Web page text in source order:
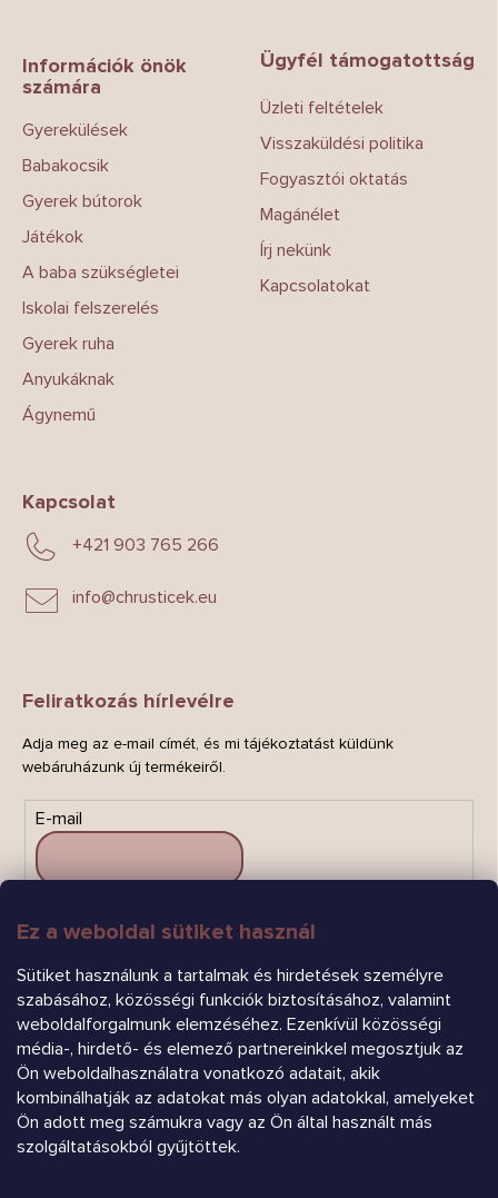
Ez a weboldal sütiket használ
Sütiket használunk a tartalmak és hirdetések személyre
szabásához, közösségi funkciók biztosításához, valamint
weboldalforgalmunk elemzéséhez. Ezenkívül közösségi
média-, hirdető- és elemező partnereinkkel megosztjuk az
Ön weboldalhasználatra vonatkozó adatait, akik
kombinálhatják az adatokat más olyan adatokkal, amelyeket
Ön adott meg számukra vagy az Ön által használt más
szolgáltatásokból gyűjtöttek.
Információk önök
számára
Gyerekülések
Babakocsik
Gyerek bútorok
Játékok
A baba szükségletei
Iskolai felszerelés
Gyerek ruha
Anyukáknak
Ágynemű
Ügyfél támogatottság
Üzleti feltételek
Visszaküldési politika
Fogyasztói oktatás
Magánélet
Írj nekünk
Kapcsolatokat
Kapcsolat
info@chrusticek.eu
+421 903 765 266
Feliratkozás hírlevélre
Adja meg az e-mail címét, és mi tájékoztatást küldünk
webáruházunk új termékeiről.
E-mail
FELIRATKOZÁS
Árukereső.hu